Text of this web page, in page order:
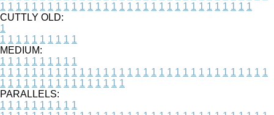
1 1 1 1 1 1 1 1 1 1 1 1 1 1 1 1 1 1 1 1 1 1 1 1 1 1 1 1 1 1 1 1
CUTTLY OLD:
1
1 1 1 1 1 1 1 1 1 1
MEDIUM:
1 1 1 1 1 1 1 1 1 1
1 1 1 1 1 1 1 1 1 1 1 1 1 1 1 1 1 1 1 1 1 1 1 1 1 1 1 1 1 1 1 1 1 1
1 1 1 1 1 1 1 1 1 1 1 1 1 1 1 1
PARALLELS:
1 1 1 1 1 1 1 1 1 1